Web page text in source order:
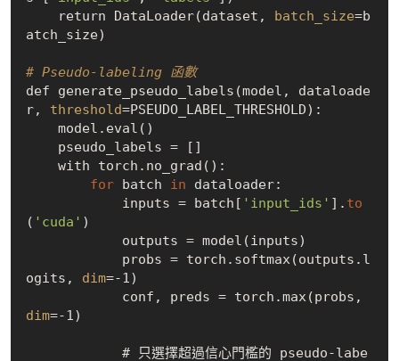
    return DataLoader(dataset,
batch_size=b
atch_size)
# Pseudo-labeling 函數
def generate_pseudo_labels(model, dataloade
r, threshold=PSEUDO_LABEL_THRESHOLD):
for batch in dataloader:
            inputs = batch[
'input_ids' ]. to
( 'cuda' )
ogits, dim=-1)
dim=-1)